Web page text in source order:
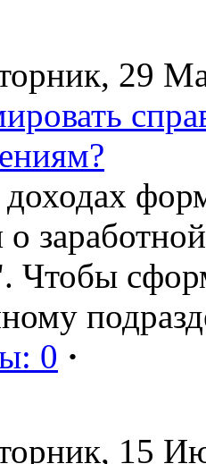
29
0 ·
15